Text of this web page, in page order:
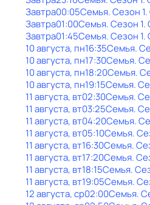
Завтра00:05Семья. Сезон 1
Завтра01:00Семья. Сезон 1.
Завтра01:45Семья. Сезон 1.
10 августа, пн16:35Семья.
10 августа, пн17:30Семья.
10 августа, пн18:20Семья.
10 августа, пн19:15Семья.
11 августа, вт02:30Семья.
11 августа, вт03:25Семья.
11 августа, вт04:20Семья.
11 августа, вт05:10Семья.
11 августа, вт16:30Семья.
11 августа, вт17:20Семья.
11 августа, вт18:15Семья.
11 августа, вт19:05Семья.
12 августа, ср02:00Семья.